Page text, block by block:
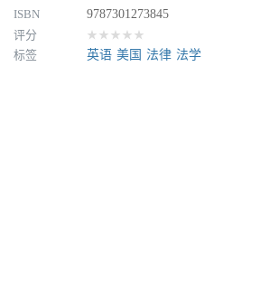
ISBN
9787301273845
评分
★★★★★
标签 英语 美国 法律 法学